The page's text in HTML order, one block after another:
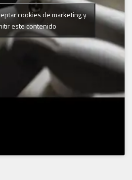
cookies de marketing y
este contenido